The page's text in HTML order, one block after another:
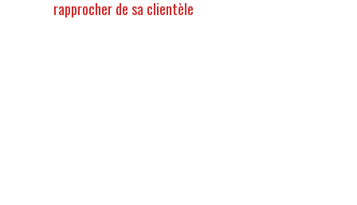
rapprocher de sa clientèle